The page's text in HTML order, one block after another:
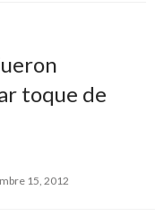
toque de
15, 2012